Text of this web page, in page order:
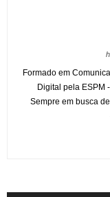
Formado em
Digital pela ESPM
Sempre em busca